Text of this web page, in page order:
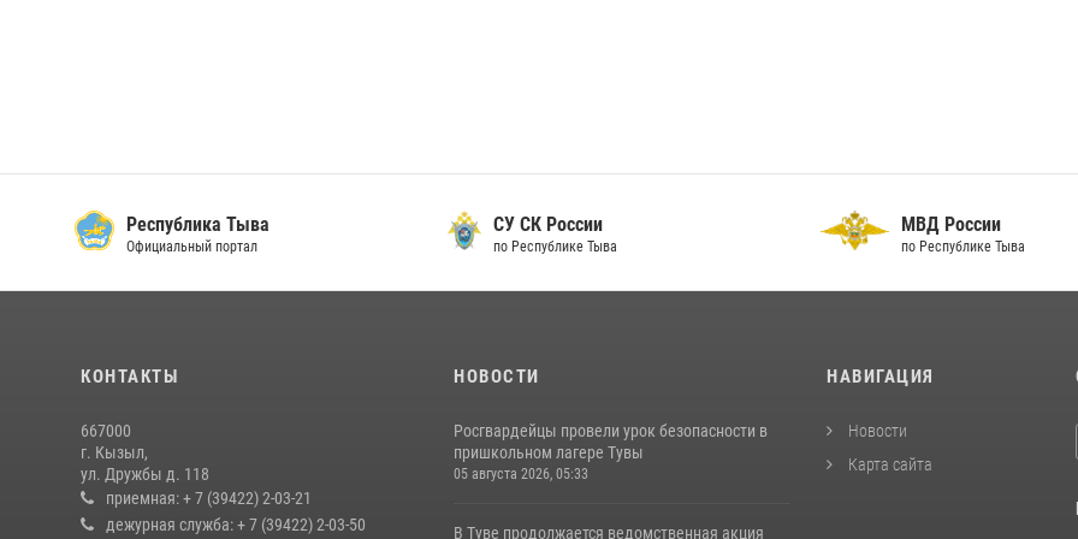
Республика Тыва
Официальный портал
СУ СК России
по Республике Тыва
МВД России
по Республике Тыва
КОНТАКТЫ
667000
г. Кызыл,
ул. Дружбы д. 118
приемная: + 7 (39422) 2-03-21
дежурная служба: + 7 (39422) 2-03-50
НОВОСТИ
Росгвардейцы провели урок безопасности в
пришкольном лагере Тувы
05 августа 2026, 05:33
В Туве продолжается ведомственная акция
НАВИГАЦИЯ
Новости
Карта сайта